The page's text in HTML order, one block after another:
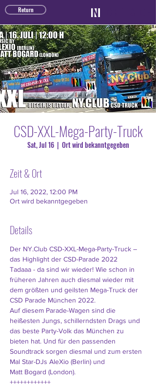
Return
CSD-XXL-Mega-Party-Truck
Sat, Jul 16
  |
Ort wird bekanntgegeben
Zeit & Ort
Jul 16, 2022, 12:00 PM
Ort wird bekanntgegeben
Details
Der NY.Club CSD-XXL-Mega-Party-Truck –
das Highlight der CSD-Parade 2022
Tadaaa - da sind wir wieder! Wie schon in
früheren Jahren auch diesmal wieder mit
dem größten und geilsten Mega-Truck der
CSD Parade München 2022.
Auf diesem Parade-Wagen sind die
heißesten Jungs, schillerndsten Drags und
das beste Party-Volk das München zu
bieten hat. Und für den passenden
Soundtrack sorgen diesmal und zum ersten
Mal Star-DJs AleXio (Berlin) und
Matt Bogard (London).
++++++++++++